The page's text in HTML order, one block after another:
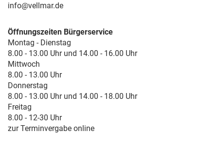
info@vellmar.de
Öffnungszeiten Bürgerservice
Montag - Dienstag
8.00 - 13.00 Uhr und 14.00 - 16.00 Uhr
Mittwoch
8.00 - 13.00 Uhr
Donnerstag
8.00 - 13.00 Uhr und 14.00 - 18.00 Uhr
Freitag
8.00 - 12-30 Uhr
zur Terminvergabe online